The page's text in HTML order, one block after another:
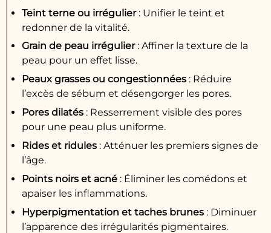
Teint terne ou irrégulier: Unifier le teint et
redonner de la vitalité.
Grain de peau irrégulier: Affiner la texture de la
peau pour un effet lisse.
Peaux grasses ou congestionnées: Réduire
l’excès de sébum et désengorger les pores.
Pores dilatés: Resserrement visible des pores
pour une peau plus uniforme.
Rides et ridules: Atténuer les premiers signes de
l’âge.
Points noirs et acné: Éliminer les comédons et
apaiser les inflammations.
Hyperpigmentation et taches brunes: Diminuer
l’apparence des irrégularités pigmentaires.